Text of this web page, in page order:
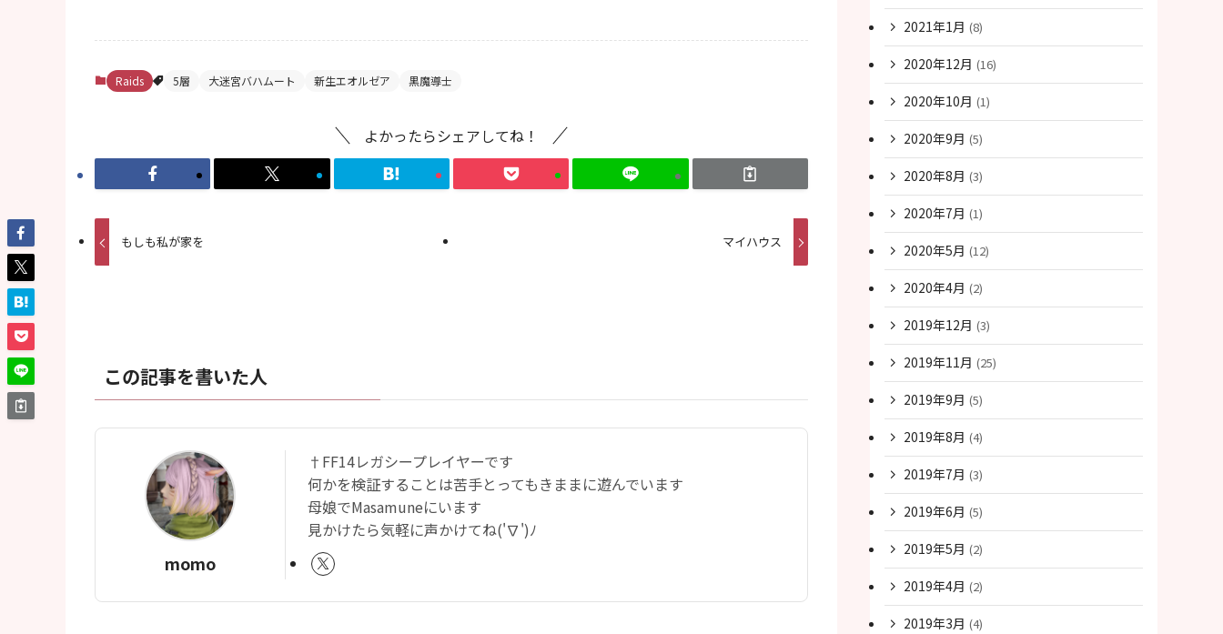
Raids 5層 大迷宮バハムート 新生エオルゼア 黒魔導士
よかったらシェアしてね！
もしも私が家を マイハウス
この記事を書いた人
momo
†FF14レガシープレイヤーです
何かを検証することは苦手とってもきままに遊んでいます
母娘でMasamuneにいます
見かけたら気軽に声かけてね('∇')ﾉ
2021年1月 (8)
2020年12月 (16)
2020年10月 (1)
2020年9月 (5)
2020年8月 (3)
2020年7月 (1)
2020年5月 (12)
2020年4月 (2)
2019年12月 (3)
2019年11月 (25)
2019年9月 (5)
2019年8月 (4)
2019年7月 (3)
2019年6月 (5)
2019年5月 (2)
2019年4月 (2)
2019年3月 (4)